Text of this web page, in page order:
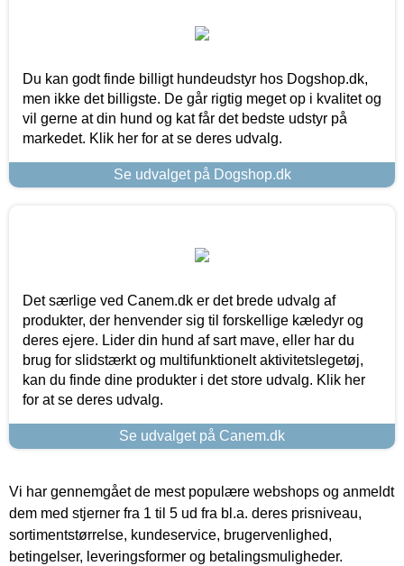
Du kan godt finde billigt hundeudstyr hos Dogshop.dk,
men ikke det billigste. De går rigtig meget op i kvalitet og
vil gerne at din hund og kat får det bedste udstyr på
markedet. Klik her for at se deres udvalg.
Se udvalget på Dogshop.dk
Det særlige ved Canem.dk er det brede udvalg af
produkter, der henvender sig til forskellige kæledyr og
deres ejere. Lider din hund af sart mave, eller har du
brug for slidstærkt og multifunktionelt aktivitetslegetøj,
kan du finde dine produkter i det store udvalg. Klik her
for at se deres udvalg.
Se udvalget på Canem.dk
Vi har gennemgået de mest populære webshops og anmeldt
dem med stjerner fra 1 til 5 ud fra bl.a. deres prisniveau,
sortimentstørrelse, kundeservice, brugervenlighed,
betingelser, leveringsformer og betalingsmuligheder.